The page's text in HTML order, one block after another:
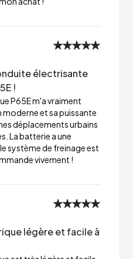
électrisante
!
P65E m'a vraiment
et sa puissante
déplacements urbains
La batterie a une
système de freinage est
vivement !
légère et facile à